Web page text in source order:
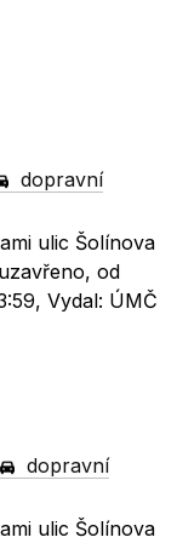
dopravní
ulic Šolínova
od
Vydal: ÚMČ
dopravní
ulic Šolínova